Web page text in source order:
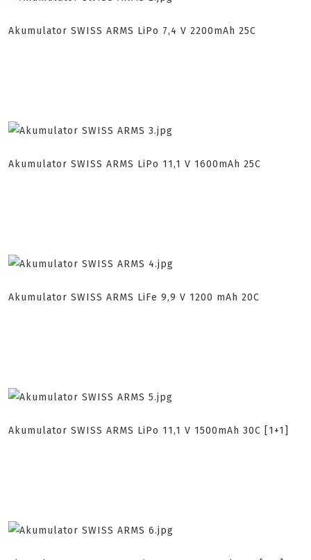
Akumulator SWISS ARMS LiPo 7,4 V 2200mAh 25C
Akumulator SWISS ARMS LiPo 11,1 V 1600mAh 25C
Akumulator SWISS ARMS LiFe 9,9 V 1200 mAh 20C
Akumulator SWISS ARMS LiPo 11,1 V 1500mAh 30C [1+1]